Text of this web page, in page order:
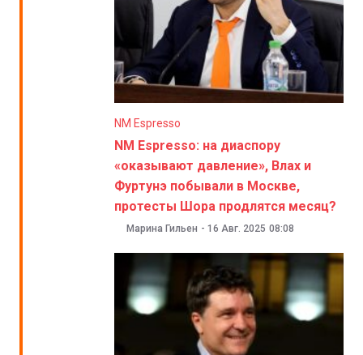
NM Espresso
NM Espresso: на диаспору
«оказывают давление», Влах и
Фуртунэ побывали в Москве,
протесты Шора продлятся месяц?
Марина Гильен - 16 Авг. 2025 08:08